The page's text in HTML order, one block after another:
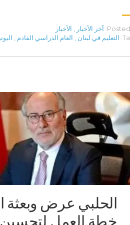
Posted آخر الأخبار
الأخبار
التعليم في لبنان العام الدراسي القادم
الحلبي عرض وبعثة
خطة العمل لتحسين